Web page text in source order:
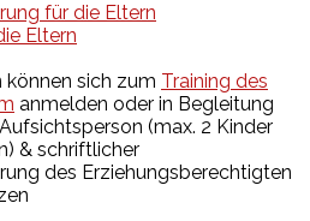
für die Eltern
Eltern
können sich zum Training des
anmelden oder in Begleitung
(max. 2 Kinder
& schriftlicher
des Erziehungsberechtigten